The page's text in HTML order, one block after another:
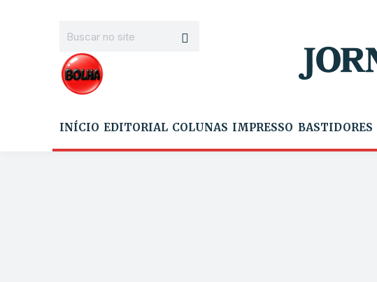
INÍCIO EDITORIAL COLUNAS IMPRESSO BASTIDORES